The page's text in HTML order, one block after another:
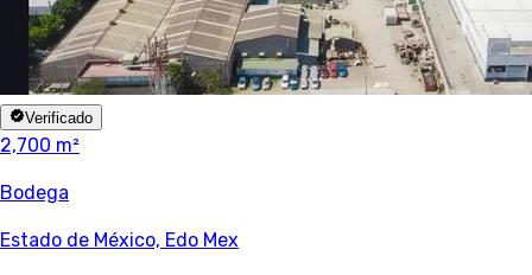
Verificado
2,700 m²
Bodega
Estado de México, Edo Mex